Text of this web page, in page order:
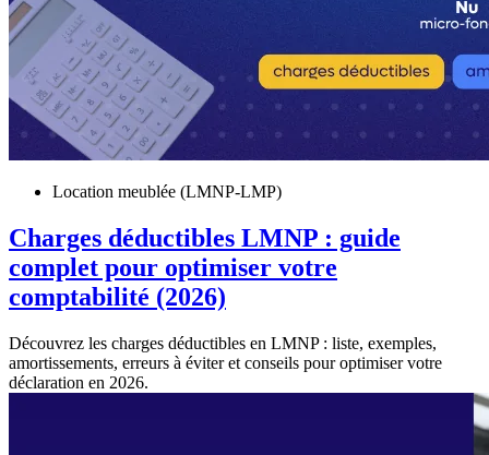
Location meublée (LMNP-LMP)
Charges déductibles LMNP : guide
complet pour optimiser votre
comptabilité (2026)
Découvrez les charges déductibles en LMNP : liste, exemples,
amortissements, erreurs à éviter et conseils pour optimiser votre
déclaration en 2026.